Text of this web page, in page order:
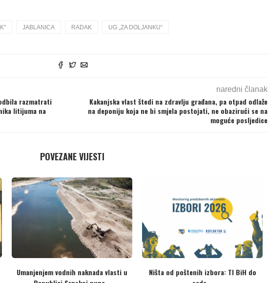
JABLANICA RADAK UG „ZA DOLJANKU“
razmatrati
litijuma na
naredni članak
Kakanjska vlast štedi na zdravlju građana, pa otpad odlaže
na deponiju koja ne bi smjela postojati, ne obazirući se na
moguće posljedice
POVEZANE VIJESTI
Protivno interesima građana i
Potpisani Protokol o registrima